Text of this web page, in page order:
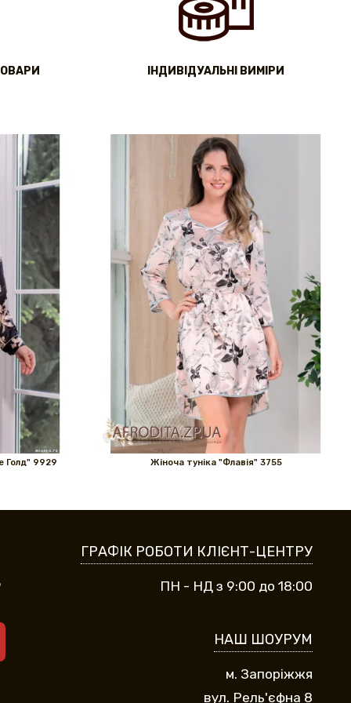
IНДИВІДУАЛЬНІ ВИМІРИ
Голд" 9929 Жіноча туніка "Флавія" 3755
ГРАФІК РОБОТИ КЛІЄНТ-ЦЕНТРУ
ПН - НД з 9:00 до 18:00
НАШ ШОУРУМ
м. Запоріжжя
вул. Рель'єфна 8